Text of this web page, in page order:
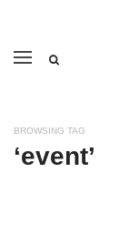
BROWSING TAG
‘event’